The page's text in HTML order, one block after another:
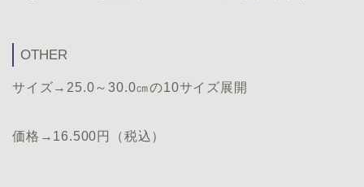
OTHER
サイズ→25.0～30.0㎝の10サイズ展開
価格→16.500円（税込）